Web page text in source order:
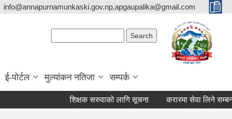
info@annapurnamunkaski.gov.np,apgaupalika@gmail.com
ई-पोर्टल मुल्यांकन नतिजा सम्पर्क
शिक्षक सरुवाको लागि सूचना करारमा सेवा लिने सम्बन्धी